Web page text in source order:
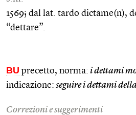
1569; dal lat. tardo dictāme(n),
“dettare”.
BU precetto, norma: i dettami
indicazione: seguire i dettami
Correzioni e suggerimenti